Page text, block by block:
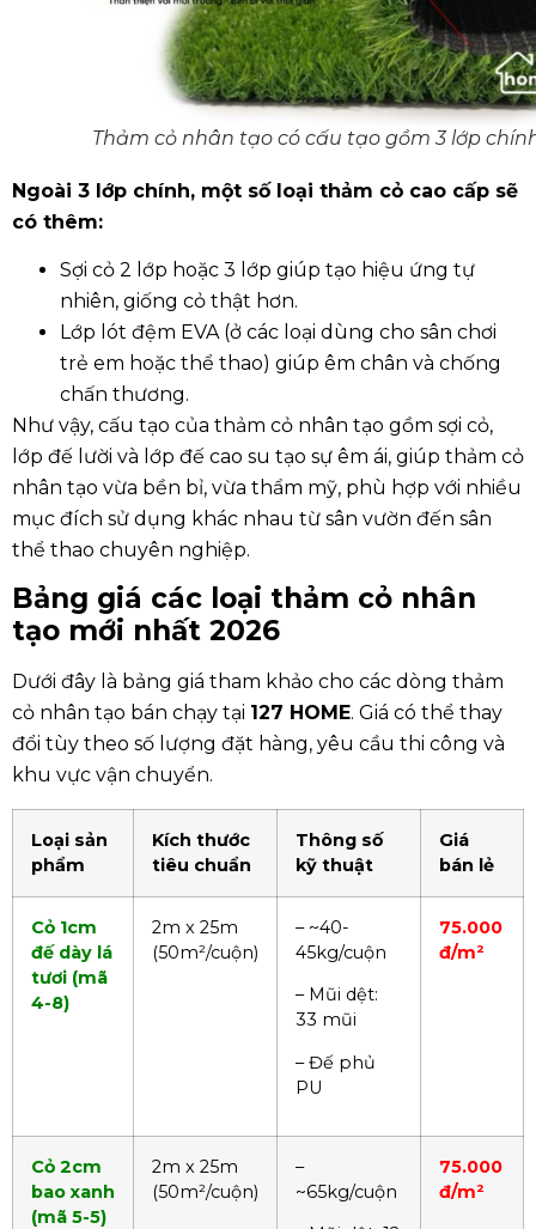
Thảm cỏ nhân tạo có cấu tạo gồm 3 lớp
Ngoài 3 lớp chính, một số loại thảm cỏ cao cấp sẽ
có thêm:
Sợi cỏ 2 lớp hoặc 3 lớp giúp tạo hiệu ứng tự
nhiên, giống cỏ thật hơn.
Lớp lót đệm EVA(ở các loại dùng cho sân chơi
trẻ em hoặc thể thao) giúp êm chân và chống
chấn thương.
Như vậy, cấu tạo của thảm cỏ nhân tạo gồm sợi cỏ,
lớp đế lười và lớp đế cao su tạo sự êm ái, giúp thảm cỏ
nhân tạo vừa bền bỉ, vừa thẩm mỹ, phù hợp với nhiều
mục đích sử dụng khác nhau từ sân vườn đến sân
thể thao chuyên nghiệp.
Bảng giá các loại thảm cỏ nhân
tạo mới nhất 2026
Dưới đây là bảng giá tham khảo cho các dòng thảm
cỏ nhân tạo bán chạy tại 127 HOME. Giá có thể thay
đổi tùy theo số lượng đặt hàng, yêu cầu thi công và
khu vực vận chuyển.
Loại sản
phẩm
Kích thước
tiêu chuẩn
Thông số
kỹ thuật
Giá
bán lẻ
Cỏ 1cm
đế dày lá
tươi (mã
4-8)
2m x 25m
(50m²/cuộn)
– ~40-
45kg/cuộn
– Mũi dệt:
33 mũi
– Đế phủ
PU
75.000
đ/m²
Cỏ 2cm
bao xanh
(mã 5-5)
2m x 25m
(50m²/cuộn)
–
~65kg/cuộn
75.000
đ/m²